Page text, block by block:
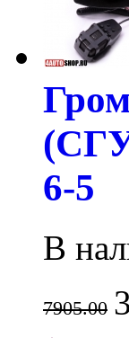
6-5
В
7905.00